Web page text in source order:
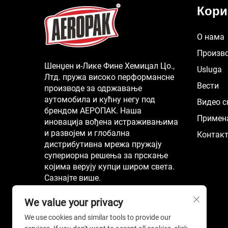
Шенџен и-Лике Фине Хемицал Цо.,
Лтд. пружа високо перформансне
производе за одржавање
аутомобила и кућну негу под
брендом АЕРОПАК. Наша
иновација вођена истраживањима
и развојем и глобална
дистрибутивна мрежа пружају
супериорна решења за прскање
којима верују купци широм света.
Сазнајте више.
О нама
Usluga
Вести
Видео
We value your privacy
We use cookies and similar tools to provide our